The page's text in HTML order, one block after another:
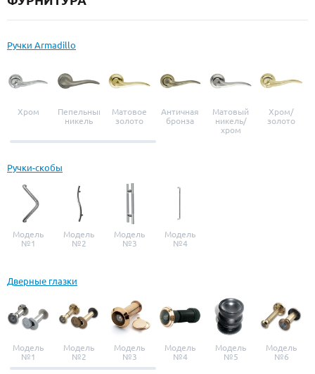
Ручки Armadillo
Хром
Пепельный
никель
Матовое
золото
Античная
бронза
Матовый
никель/
хром
Хром/
золото
Ручки-скобы
Модель
№1
Модель
№2
Модель
№3
Модель
№4
Дверные глазки
Модель
№1
Модель
№2
Модель
№3
Модель
№4
Модель
№5
Модель
№6